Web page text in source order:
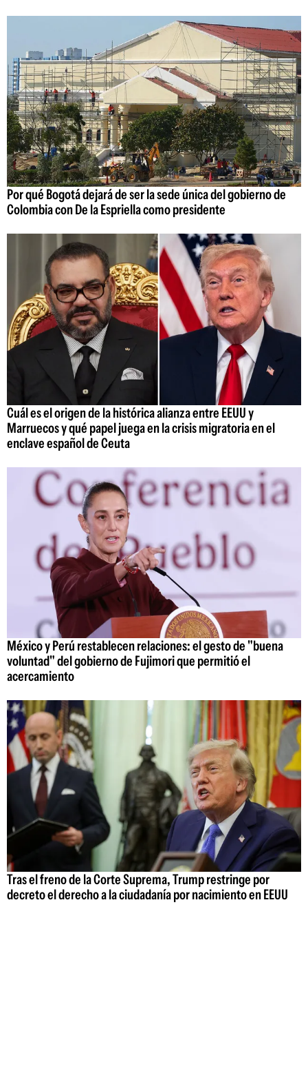
Por qué Bogotá dejará de ser la sede única del gobierno de
Colombia con De la Espriella como presidente
Cuál es el origen de la histórica alianza entre EEUU y
Marruecos y qué papel juega en la crisis migratoria en el
enclave español de Ceuta
México y Perú restablecen relaciones: el gesto de "buena
voluntad" del gobierno de Fujimori que permitió el
acercamiento
Tras el freno de la Corte Suprema, Trump restringe por
decreto el derecho a la ciudadanía por nacimiento en EEUU